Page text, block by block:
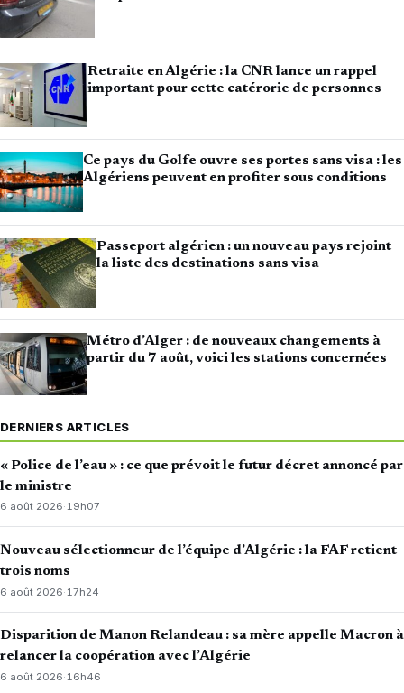
Retraite en Algérie : la CNR lance un rappel
important pour cette catérorie de personnes
Ce pays du Golfe ouvre ses portes sans visa : les
Algériens peuvent en profiter sous conditions
Passeport algérien : un nouveau pays rejoint
la liste des destinations sans visa
Métro d’Alger : de nouveaux changements à
partir du 7 août, voici les stations concernées
DERNIERS ARTICLES
« Police de l’eau » : ce que prévoit le futur décret annoncé par
le ministre
6 août 2026·19h07
Nouveau sélectionneur de l’équipe d’Algérie : la FAF retient
trois noms
6 août 2026·17h24
Disparition de Manon Relandeau : sa mère appelle Macron à
relancer la coopération avec l’Algérie
6 août 2026·16h46